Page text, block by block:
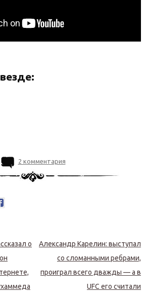
2 комментария
о
Александр Карелин: выступал
со сломанными ребрами,
проиграл всего дважды — а в
UFC его считали